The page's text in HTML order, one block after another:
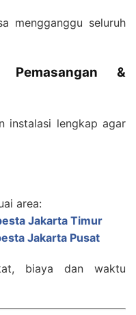
mengganggu seluruh
&
instalasi lengkap agar
area:
Jakarta Timur
Jakarta Pusat
biaya dan waktu